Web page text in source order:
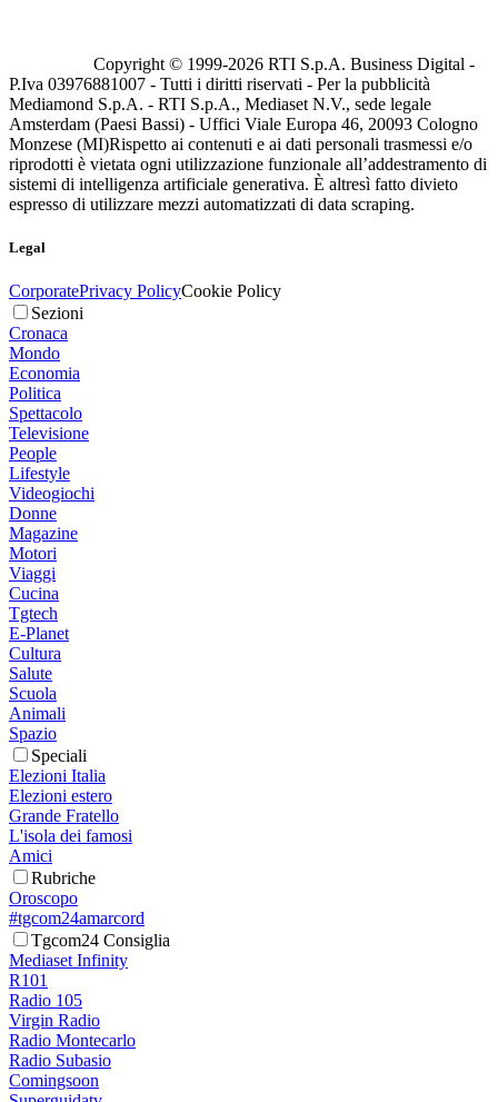
Copyright © 1999-2026 RTI S.p.A. Business Digital -
P.Iva 03976881007 - Tutti i diritti riservati - Per la pubblicità
Mediamond S.p.A. - RTI S.p.A., Mediaset N.V., sede legale
Amsterdam (Paesi Bassi) - Uffici Viale Europa 46, 20093 Cologno
Monzese (MI)Rispetto ai contenuti e ai dati personali trasmessi e/o
riprodotti è vietata ogni utilizzazione funzionale all’addestramento di
sistemi di intelligenza artificiale generativa. È altresì fatto divieto
espresso di utilizzare mezzi automatizzati di data scraping.
Legal
CorporatePrivacy PolicyCookie Policy
Sezioni
Cronaca
Mondo
Economia
Politica
Spettacolo
Televisione
People
Lifestyle
Videogiochi
Donne
Magazine
Motori
Viaggi
Cucina
Tgtech
E-Planet
Cultura
Salute
Scuola
Animali
Spazio
Speciali
Elezioni Italia
Elezioni estero
Grande Fratello
L'isola dei famosi
Amici
Rubriche
Oroscopo
#tgcom24amarcord
Tgcom24 Consiglia
Mediaset Infinity
R101
Radio 105
Virgin Radio
Radio Montecarlo
Radio Subasio
Comingsoon